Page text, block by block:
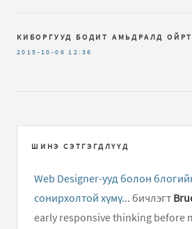
КИБОРГУУД БОДИТ АМЬДРАЛД
2015-10-06 12:36
ШИНЭ СЭТГЭГДЛҮҮД
Web Designer-ууд болон
сонирхолтой хүмү... бичлэгт
early responsive thinking before